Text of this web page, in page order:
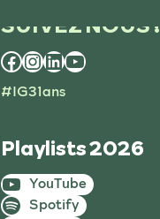
SUIVEZ NOUS !
Facebook
Instagram
LinkedIn
YouTube
#IG31ans
Playlists 2026
YouTube
Spotify